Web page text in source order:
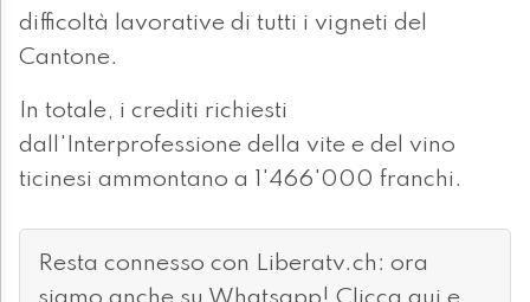
difficoltà lavorative di tutti i vigneti del
Cantone.
In totale, i crediti richiesti
dall'Interprofessione della vite e del vino
ticinesi ammontano a 1'466'000 franchi.
Resta connesso con Liberatv.ch: ora